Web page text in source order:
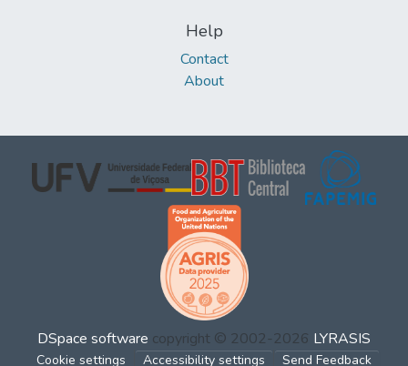
Help
Contact
About
DSpace software copyright © 2002-2026 LYRASIS
Cookie settings Accessibility settings Send Feedback